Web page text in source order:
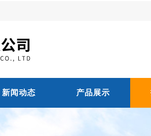
新闻动态 产品展示